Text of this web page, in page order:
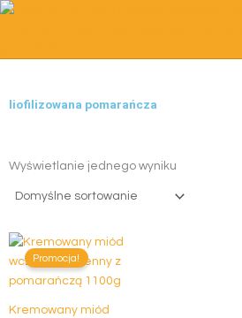
Przejdź
liofilizowana pomarańcza
Wyświetlanie jednego wyniku
Promocja!
Kremowany miód
Pierwotna
cena
wynosiła:
55.50 zł.
Aktualna
wynosi:
49.50 zł.